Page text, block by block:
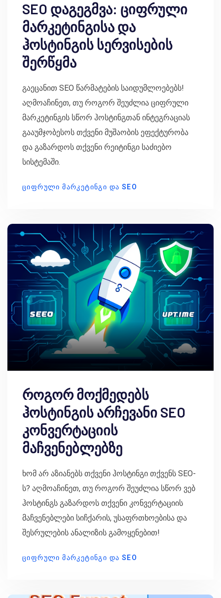
SEO დაგეგმვა: ციფრული
მარკეტინგისა და
ჰოსტინგის სერვისების
შერწყმა
გაეცანით SEO წარმატების საიდუმლოებებს!
აღმოაჩინეთ, თუ როგორ შეუძლია ციფრული
მარკეტინგის სწორ ჰოსტინგთან ინტეგრაციას
გააუმჯობესოს თქვენი მუშაობის ეფექტურობა
და გაზარდოს თქვენი რეიტინგი საძიებო
სისტემაში.
ᲪᲘᲤᲠᲣᲚᲘ ᲛᲐᲠᲙᲔᲢᲘᲜᲒᲘ ᲓᲐ SEO
როგორ მოქმედებს
ჰოსტინგის არჩევანი SEO
კონვერტაციის
მაჩვენებლებზე
ხომ არ აზიანებს თქვენი ჰოსტინგი თქვენს SEO-
ს? აღმოაჩინეთ, თუ როგორ შეუძლია სწორ ვებ
ჰოსტინგს გაზარდოს თქვენი კონვერტაციის
მაჩვენებლები სიჩქარის, უსაფრთხოებისა და
შესრულების ანალიზის გამოყენებით!
ᲪᲘᲤᲠᲣᲚᲘ ᲛᲐᲠᲙᲔᲢᲘᲜᲒᲘ ᲓᲐ SEO